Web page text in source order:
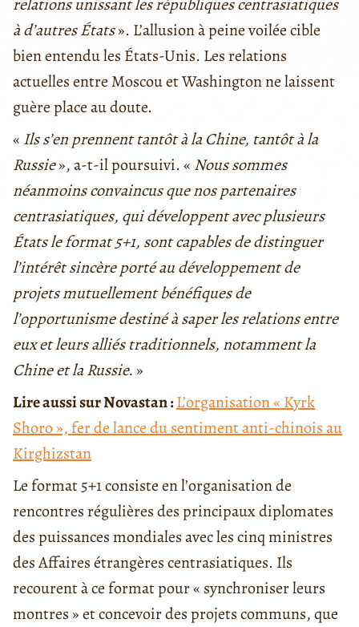
à d’autres États». L’allusion à peine voilée cible
bien entendu les États-Unis. Les relations
actuelles entre Moscou et Washington ne laissent
guère place au doute.
« Ils s’en prennent tantôt à la Chine, tantôt à la
Russie», a-t-il poursuivi. « Nous sommes
néanmoins convaincus que nos partenaires
centrasiatiques, qui développent avec plusieurs
États le format 5+1, sont capables de distinguer
l’intérêt sincère porté au développement de
projets mutuellement bénéfiques de
l’opportunisme destiné à saper les relations entre
eux et leurs alliés traditionnels, notamment la
Chine et la Russie. »
Lire aussi sur Novastan :L’organisation « Kyrk
Shoro », fer de lance du sentiment anti-chinois au
Kirghizstan
Le format 5+1 consiste en l’organisation de
rencontres régulières des principaux diplomates
des puissances mondiales avec les cinq ministres
des Affaires étrangères centrasiatiques. Ils
recourent à ce format pour « synchroniser leurs
montres » et concevoir des projets communs, que